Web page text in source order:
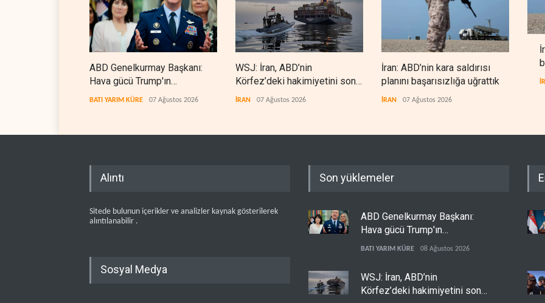
ABD Genelkurmay Başkanı:
Hava gücü Trump'ın
hedeflerine yetmez
BATI YARIM KÜRE 07 Ağustos 2026
WSJ: İran, ABD’nin
Körfez’deki hakimiyetini sona
erdiriyor
İRAN 07 Ağustos 2026
İran: ABD’nin kara saldırısı
planını başarısızlığa uğrattık
İRAN 07 Ağustos 2026
Alıntı
Sitede bulunun içerikler ve analizler kaynak gösterilerek
alıntılanabilir .
Sosyal Medya
Son yüklemeler
ABD Genelkurmay Başkanı:
Hava gücü Trump'ın
hedeflerine yetmez
BATI YARIM KÜRE 08 Ağustos 2026
WSJ: İran, ABD’nin
Körfez’deki hakimiyetini sona